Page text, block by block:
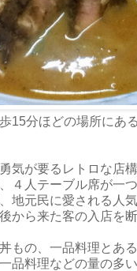
15分ほどの場所にあ
気が要るレトロな店
４人テーブル席が一
地元民に愛される人
から来た客の入店を断
もの、一品料理とあ
品料理などの量の多